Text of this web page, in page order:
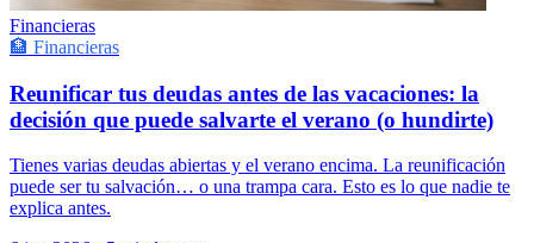
Financieras
🏦 Financieras
Reunificar tus deudas antes de las vacaciones: la
decisión que puede salvarte el verano (o hundirte)
Tienes varias deudas abiertas y el verano encima. La reunificación
puede ser tu salvación… o una trampa cara. Esto es lo que nadie te
explica antes.